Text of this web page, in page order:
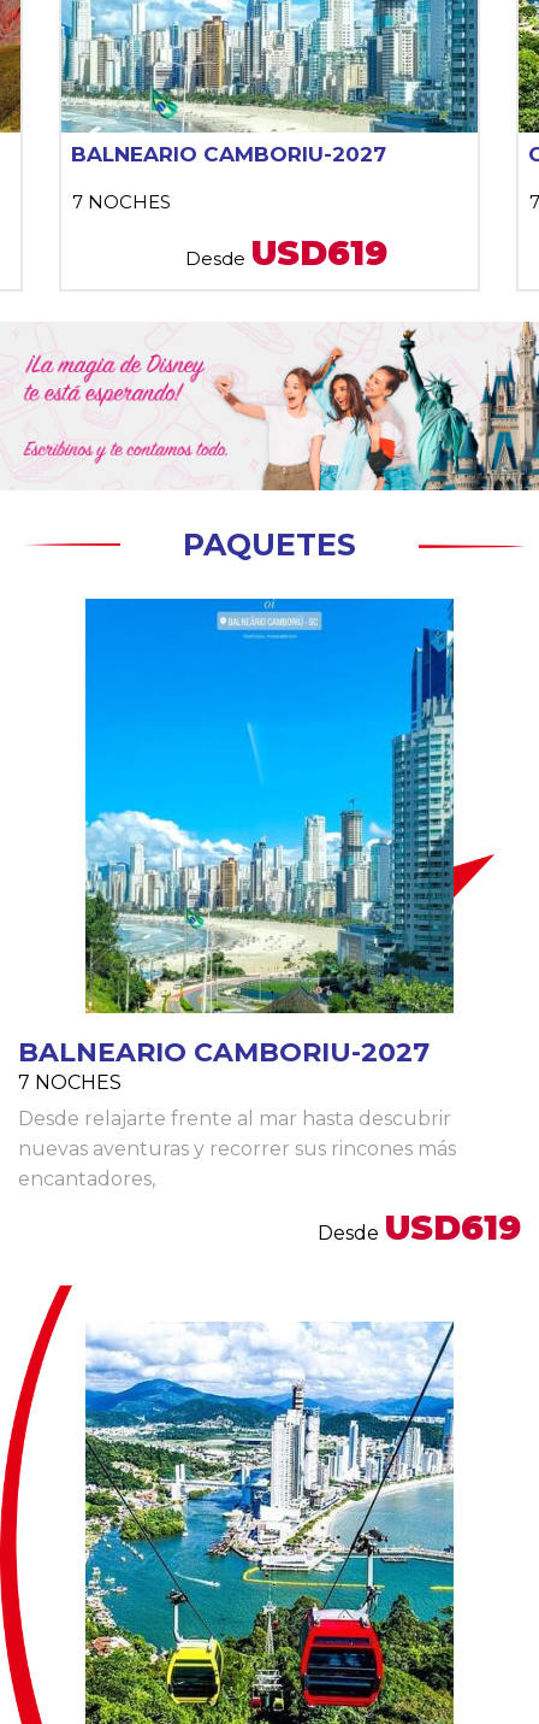
BALNEARIO CAMBORIU-2027
7 NOCHES
Desde USD619
PAQUETES
BALNEARIO CAMBORIU-2027
7 NOCHES
Desde relajarte frente al mar hasta descubrir
nuevas aventuras y recorrer sus rincones más
encantadores,
Desde USD619